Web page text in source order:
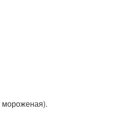
мороженая).